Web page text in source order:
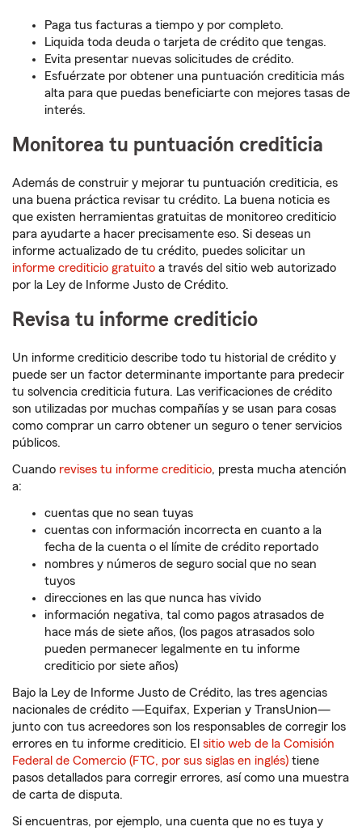
Paga tus facturas a tiempo y por completo.
Liquida toda deuda o tarjeta de crédito que tengas.
Evita presentar nuevas solicitudes de crédito.
Esfuérzate por obtener una puntuación crediticia más
alta para que puedas beneficiarte con mejores tasas de
interés.
Monitorea tu puntuación crediticia
Además de construir y mejorar tu puntuación crediticia, es
una buena práctica revisar tu crédito. La buena noticia es
que existen herramientas gratuitas de monitoreo crediticio
para ayudarte a hacer precisamente eso. Si deseas un
informe actualizado de tu crédito, puedes solicitar un
informe crediticio gratuito a través del sitio web autorizado
por la Ley de Informe Justo de Crédito.
Revisa tu informe crediticio
Un informe crediticio describe todo tu historial de crédito y
puede ser un factor determinante importante para predecir
tu solvencia crediticia futura. Las verificaciones de crédito
son utilizadas por muchas compañías y se usan para cosas
como comprar un carro obtener un seguro o tener servicios
públicos.
Cuando revises tu informe crediticio, presta mucha atención
a:
cuentas que no sean tuyas
cuentas con información incorrecta en cuanto a la
fecha de la cuenta o el límite de crédito reportado
nombres y números de seguro social que no sean
tuyos
direcciones en las que nunca has vivido
información negativa, tal como pagos atrasados de
hace más de siete años, (los pagos atrasados solo
pueden permanecer legalmente en tu informe
crediticio por siete años)
Bajo la Ley de Informe Justo de Crédito, las tres agencias
nacionales de crédito —Equifax, Experian y TransUnion—
junto con tus acreedores son los responsables de corregir los
errores en tu informe crediticio. El sitio web de la Comisión
Federal de Comercio (FTC, por sus siglas en inglés) tiene
pasos detallados para corregir errores, así como una muestra
de carta de disputa.
Si encuentras, por ejemplo, una cuenta que no es tuya y